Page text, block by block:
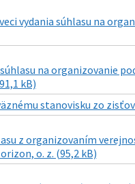
vydania súhlasu na
na organizovanie
kB)
stanovisku zo
z organizovaním
o. z. (95,2 kB)